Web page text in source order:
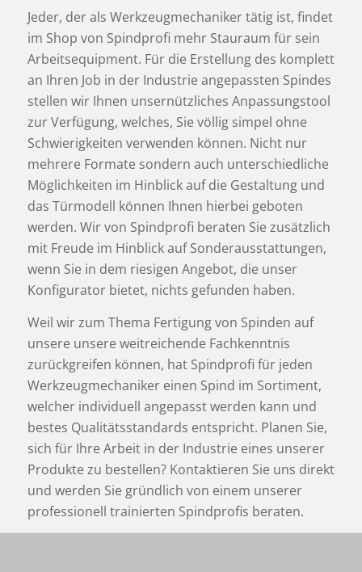
Jeder, der als Werkzeugmechaniker tätig ist, findet
im Shop von Spindprofi mehr Stauraum für sein
Arbeitsequipment. Für die Erstellung des komplett
an Ihren Job in der Industrie angepassten Spindes
stellen wir Ihnen unsernützliches Anpassungstool
zur Verfügung, welches, Sie völlig simpel ohne
Schwierigkeiten verwenden können. Nicht nur
mehrere Formate sondern auch unterschiedliche
Möglichkeiten im Hinblick auf die Gestaltung und
das Türmodell können Ihnen hierbei geboten
werden. Wir von Spindprofi beraten Sie zusätzlich
mit Freude im Hinblick auf Sonderausstattungen,
wenn Sie in dem riesigen Angebot, die unser
Konfigurator bietet, nichts gefunden haben.
Weil wir zum Thema Fertigung von Spinden auf
unsere unsere weitreichende Fachkenntnis
zurückgreifen können, hat Spindprofi für jeden
Werkzeugmechaniker einen Spind im Sortiment,
welcher individuell angepasst werden kann und
bestes Qualitätsstandards entspricht. Planen Sie,
sich für Ihre Arbeit in der Industrie eines unserer
Produkte zu bestellen? Kontaktieren Sie uns direkt
und werden Sie gründlich von einem unserer
professionell trainierten Spindprofis beraten.